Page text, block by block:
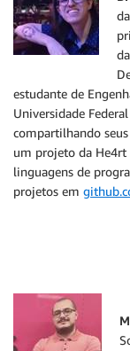
estudante de
Universidade
compartilhando
um projeto da He4rt
linguagens de
projetos em